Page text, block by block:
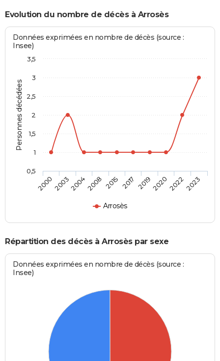
Evolution du nombre de décès à Arrosès
Personnes décédées
Données exprimées en nombre de décès (source :
Insee)
Arrosès
2000200320042008 2015 2017 2019202020222023
0,5
1
1,5
2
2,5
3
3,5
Répartition des décès à Arrosès par sexe
Données exprimées en nombre de décès (source :
Insee)